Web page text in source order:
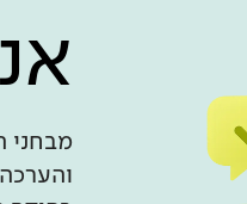
מבחני